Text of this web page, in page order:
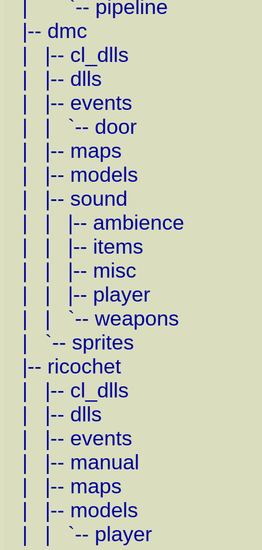
| `-- pipeline
|-- dmc
| |-- cl_dlls
| |-- dlls
| |-- events
| | `-- door
| |-- maps
| |-- models
| |-- sound
| | |-- ambience
| | |-- items
| | |-- misc
| | |-- player
| | `-- weapons
| `-- sprites
|-- ricochet
| |-- cl_dlls
| |-- dlls
| |-- events
| |-- manual
| |-- maps
| |-- models
| | `-- player